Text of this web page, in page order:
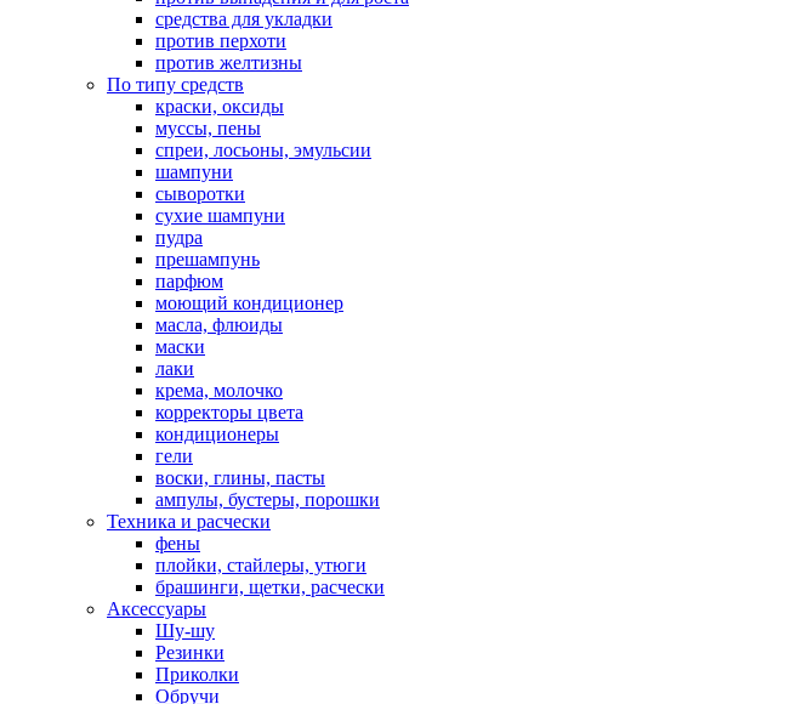
средства для укладки
против перхоти
против желтизны
По типу средств
краски, оксиды
муссы, пены
спреи, лосьоны, эмульсии
шампуни
сыворотки
сухие шампуни
пудра
прешампунь
парфюм
моющий кондиционер
масла, флюиды
маски
лаки
крема, молочко
корректоры цвета
кондиционеры
гели
воски, глины, пасты
ампулы, бустеры, порошки
Техника и расчески
фены
плойки, стайлеры, утюги
брашинги, щетки, расчески
Аксессуары
Шу-шу
Резинки
Приколки
Обручи